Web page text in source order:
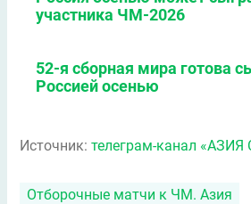
участника ЧМ-2026
52-я сборная мира готова
Россией осенью
Источник: телеграм-канал «АЗИЯ
Отборочные матчи к ЧМ. Азия